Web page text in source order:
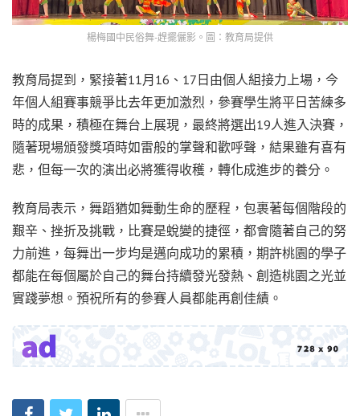
楊梅國中民俗舞-趕擺儷影。圖：教育局提供
教育局提到，緊接著11月16、17日由個人組接力上場，今
年個人組賽事競爭比去年更加激烈，參賽學生將平日苦練多
時的成果，積極在舞台上展現，最終將選出19人進入決賽，
隨著現場頒發獎項時如雷般的掌聲和歡呼聲，結果雖有喜有
悲，但每一次的演出必將獲得收穫，轉化成進步的養分。
教育局表示，舞蹈猶如舞動生命的歷程，包裹著每個階段的
艱辛、挫折及挑戰，比賽是蛻變的捷徑，都會隨著自己的努
力前進，每舞出一步均是邁向成功的累積，期許桃園的學子
都能在每個屬於自己的舞台持續發光發熱、創造桃園之光並
實踐夢想。預祝所有的參賽人員都能再創佳績。